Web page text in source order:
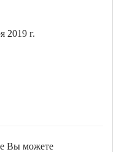
2019 г.
Вы можете